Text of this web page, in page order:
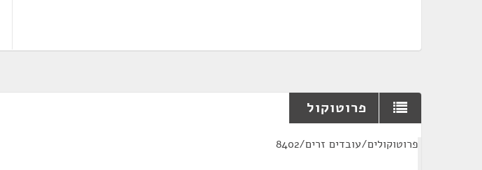
פרוטוקול
פרוטוקולים/עובדים זרים/8402